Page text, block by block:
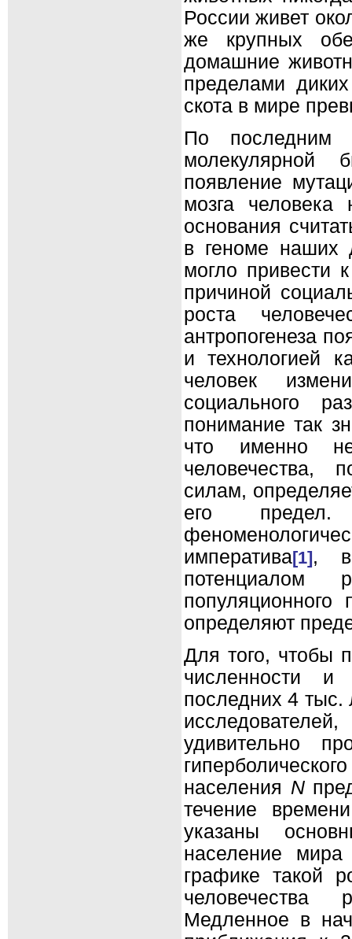
России живет
же крупных
домашние
пределами диких
скота в мире
По последним
молекулярной
появление
мозга
основания
в геноме наших
могло привести
причиной
роста
антропогенеза
и технологией
человек
социального
понимание так
что именно
человечества,
силам,
его предел.
императива[1],
потенциалом
определяют
Для того, чтобы
численности и
последних 4
удивительно
населения N
течение
указаны
население
графике такой
человечества
Медленное в